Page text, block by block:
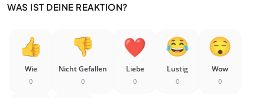
WAS IST DEINE REAKTION?
Wie
0
Nicht Gefallen
0
Liebe
0
Lustig
0
Wow
0